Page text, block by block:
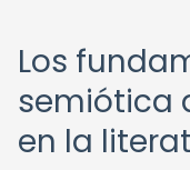
Los
semiótica
en la